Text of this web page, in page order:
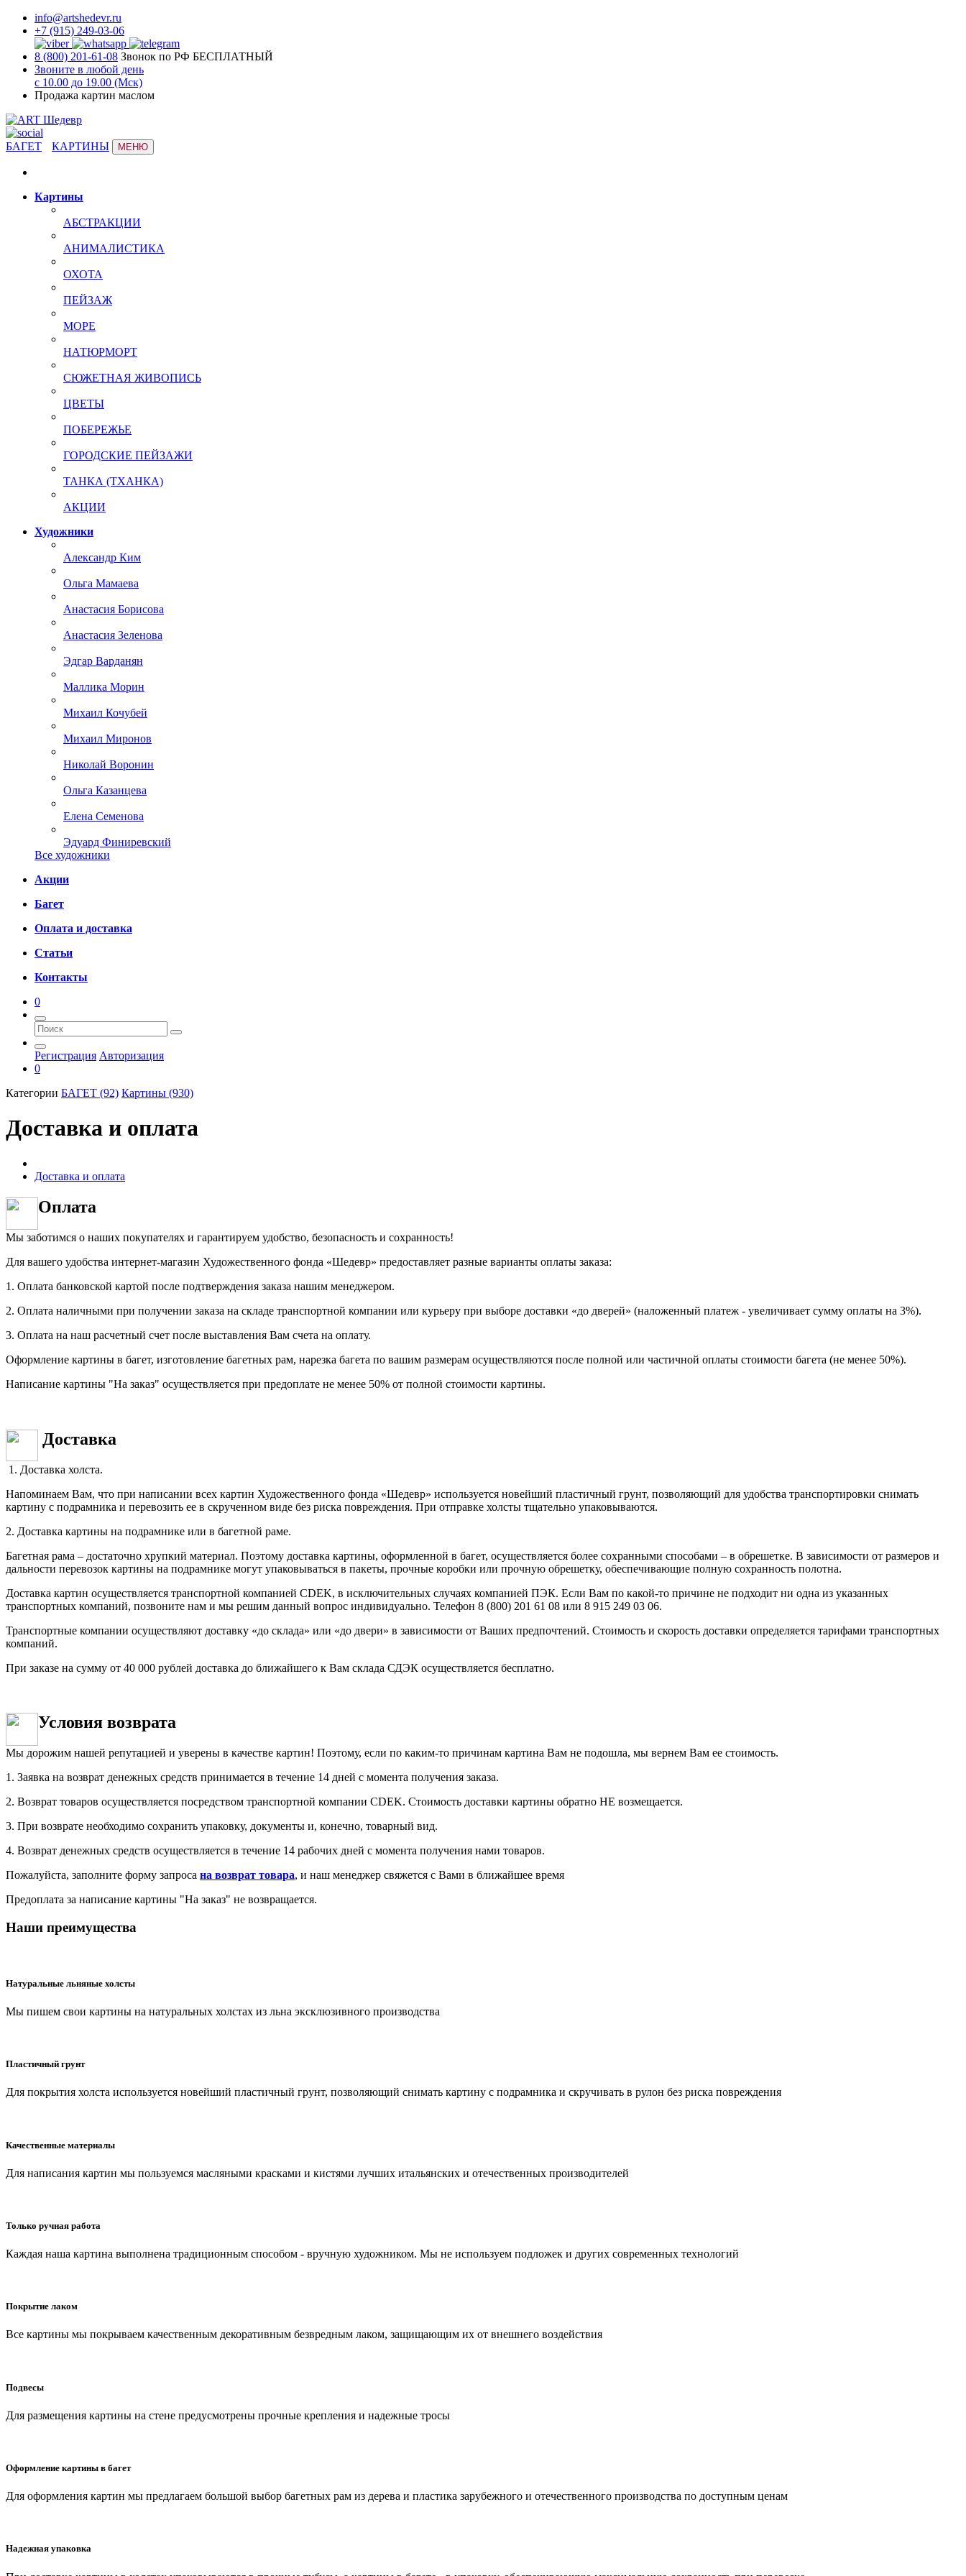
info@artshedevr.ru
+7 (915) 249-03-06
8 (800) 201-61-08 Звонок по РФ БЕСПЛАТНЫЙ
Звоните в любой день
с 10.00 до 19.00 (Мск)
Продажа картин маслом
БАГЕТ КАРТИНЫ МЕНЮ
Картины
АБСТРАКЦИИ
АНИМАЛИСТИКА
ОХОТА
ПЕЙЗАЖ
МОРЕ
НАТЮРМОРТ
СЮЖЕТНАЯ ЖИВОПИСЬ
ЦВЕТЫ
ПОБЕРЕЖЬЕ
ГОРОДСКИЕ ПЕЙЗАЖИ
ТАНКА (ТХАНКА)
АКЦИИ
Художники
Александр Ким
Ольга Мамаева
Анастасия Борисова
Анастасия Зеленова
Эдгар Варданян
Маллика Морин
Михаил Кочубей
Михаил Миронов
Николай Воронин
Ольга Казанцева
Елена Семенова
Эдуард Финиревский
Все художники
Акции
Багет
Оплата и доставка
Статьи
Контакты
0
Регистрация Авторизация
0
Категории БАГЕТ (92) Картины (930)
Доставка и оплата
Доставка и оплата
Оплата
Мы заботимся о наших покупателях и гарантируем удобство, безопасность и сохранность!
Для вашего удобства интернет-магазин Художественного фонда «Шедевр» предоставляет разные варианты оплаты заказа:
1. Оплата банковской картой после подтверждения заказа нашим менеджером.
2. Оплата наличными при получении заказа на складе транспортной компании или курьеру при выборе доставки «до дверей» (наложенный платеж - увеличивает сумму оплаты на 3%).
3. Оплата на наш расчетный счет после выставления Вам счета на оплату.
Оформление картины в багет, изготовление багетных рам, нарезка багета по вашим размерам осуществляются после полной или частичной оплаты стоимости багета (не менее 50%).
Написание картины "На заказ" осуществляется при предоплате не менее 50% от полной стоимости картины.
Доставка
1. Доставка холста.
Напоминаем Вам, что при написании всех картин Художественного фонда «Шедевр» используется новейший пластичный грунт, позволяющий для удобства транспортировки снимать
картину с подрамника и перевозить ее в скрученном виде без риска повреждения. При отправке холсты тщательно упаковываются.
2. Доставка картины на подрамнике или в багетной раме.
Багетная рама – достаточно хрупкий материал. Поэтому доставка картины, оформленной в багет, осуществляется более сохранными способами – в обрешетке. В зависимости от размеров и
дальности перевозок картины на подрамнике могут упаковываться в пакеты, прочные коробки или прочную обрешетку, обеспечивающие полную сохранность полотна.
Доставка картин осуществляется транспортной компанией CDEK, в исключительных случаях компанией ПЭК. Если Вам по какой-то причине не подходит ни одна из указанных
транспортных компаний, позвоните нам и мы решим данный вопрос индивидуально. Телефон 8 (800) 201 61 08 или 8 915 249 03 06.
Транспортные компании осуществляют доставку «до склада» или «до двери» в зависимости от Ваших предпочтений. Стоимость и скорость доставки определяется тарифами транспортных
компаний.
При заказе на сумму от 40 000 рублей доставка до ближайшего к Вам склада СДЭК осуществляется бесплатно.
Условия возврата
Мы дорожим нашей репутацией и уверены в качестве картин! Поэтому, если по каким-то причинам картина Вам не подошла, мы вернем Вам ее стоимость.
1. Заявка на возврат денежных средств принимается в течение 14 дней с момента получения заказа.
2. Возврат товаров осуществляется посредством транспортной компании CDEK. Стоимость доставки картины обратно НЕ возмещается.
3. При возврате необходимо сохранить упаковку, документы и, конечно, товарный вид.
4. Возврат денежных средств осуществляется в течение 14 рабочих дней с момента получения нами товаров.
Пожалуйста, заполните форму запроса на возврат товара, и наш менеджер свяжется с Вами в ближайшее время
Предоплата за написание картины "На заказ" не возвращается.
Наши преимущества
Натуральные льняные холсты
Мы пишем свои картины на натуральных холстах из льна эксклюзивного производства
Пластичный грунт
Для покрытия холста используется новейший пластичный грунт, позволяющий снимать картину с подрамника и скручивать в рулон без риска повреждения
Качественные материалы
Для написания картин мы пользуемся масляными красками и кистями лучших итальянских и отечественных производителей
Только ручная работа
Каждая наша картина выполнена традиционным способом - вручную художником. Мы не используем подложек и других современных технологий
Покрытие лаком
Все картины мы покрываем качественным декоративным безвредным лаком, защищающим их от внешнего воздействия
Подвесы
Для размещения картины на стене предусмотрены прочные крепления и надежные тросы
Оформление картины в багет
Для оформления картин мы предлагаем большой выбор багетных рам из дерева и пластика зарубежного и отечественного производства по доступным ценам
Надежная упаковка